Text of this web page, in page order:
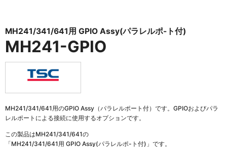
MH241/341/641用 GPIO Assy(パラレルポ-ト付)
MH241-GPIO
MH241/341/641用のGPIO Assy（パラレルポート付）です。GPIOおよびパラ
レルポートによる接続に使用するオプションです。
この製品はMH241/341/641の
「MH241/341/641用 GPIO Assy(パラレルポ-ト付)」 です。